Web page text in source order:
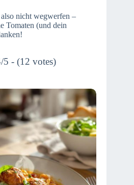
nicht wegwerfen –
Tomaten (und dein
5 - (12 votes)